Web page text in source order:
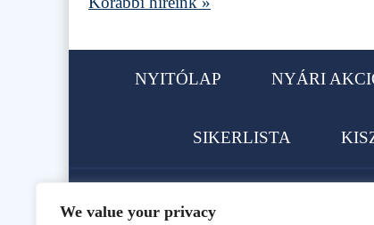
We value your privacy
NYITÓLAP NYÁRI
SIKERLISTA